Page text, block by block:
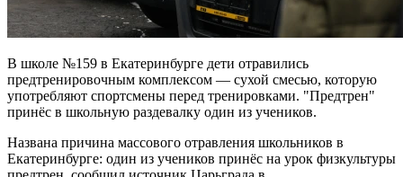
В школе №159 в Екатеринбурге дети отравились
предтренировочным комплексом — сухой смесью, которую
употребляют спортсмены перед тренировками. "Предтрен"
принёс в школьную раздевалку один из учеников.
Названа причина массового отравления школьников в
Екатеринбурге: один из учеников принёс на урок физкультуры